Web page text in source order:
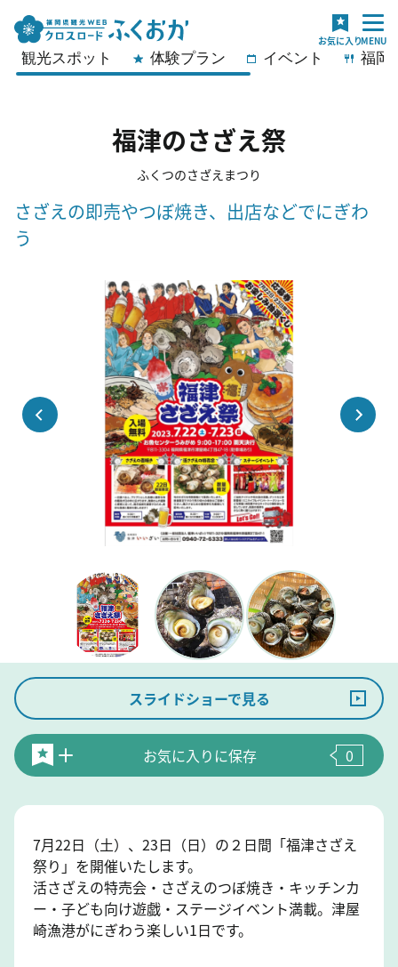
観光スポット 体験プラン イベント 福岡
福津のさざえ祭
ふくつのさざえまつり
さざえの即売やつぼ焼き、出店などでにぎわ
う
スライドショーで見る
お気に入りに保存 0
7月22日（土）、23日（日）の２日間「福津さざえ
祭り」を開催いたします。
活さざえの特売会・さざえのつぼ焼き・キッチンカ
ー・子ども向け遊戯・ステージイベント満載。津屋
崎漁港がにぎわう楽しい1日です。